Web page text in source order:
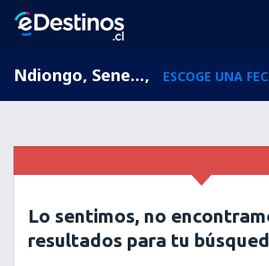
Ndiongo, Senegal, ESCOGE UNA
Lo sentimos, no
resultados para tu